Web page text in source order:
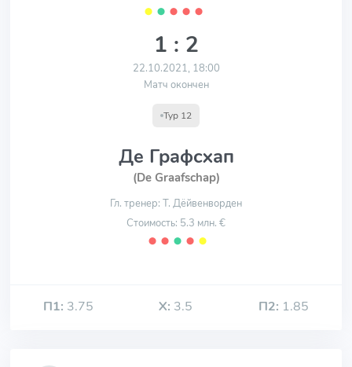
⬤ ⬤ ⬤ ⬤ ⬤
1 : 2
22.10.2021, 18:00
Матч окончен
Тур 12
Де Графсхап
(De Graafschap)
Гл. тренер: Т. Дёйвенворден
Стоимость: 5.3 млн. €
⬤ ⬤ ⬤ ⬤ ⬤
П1: 3.75 Х: 3.5 П2: 1.85